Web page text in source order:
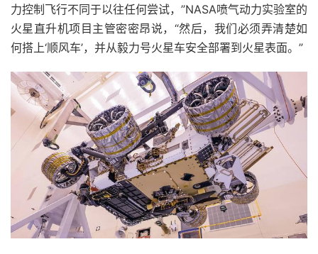
力控制飞行不同于以往任何尝试，”NASA喷气动力实验室的
火星直升机项目主管密密昂说，“然后，我们必须弄清楚如
何搭上‘顺风车’，并从毅力号火星车安全部署到火星表面。”